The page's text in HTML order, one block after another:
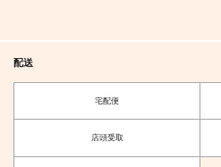
作品詳細 作品詳細
配送
宅配便
店頭受取